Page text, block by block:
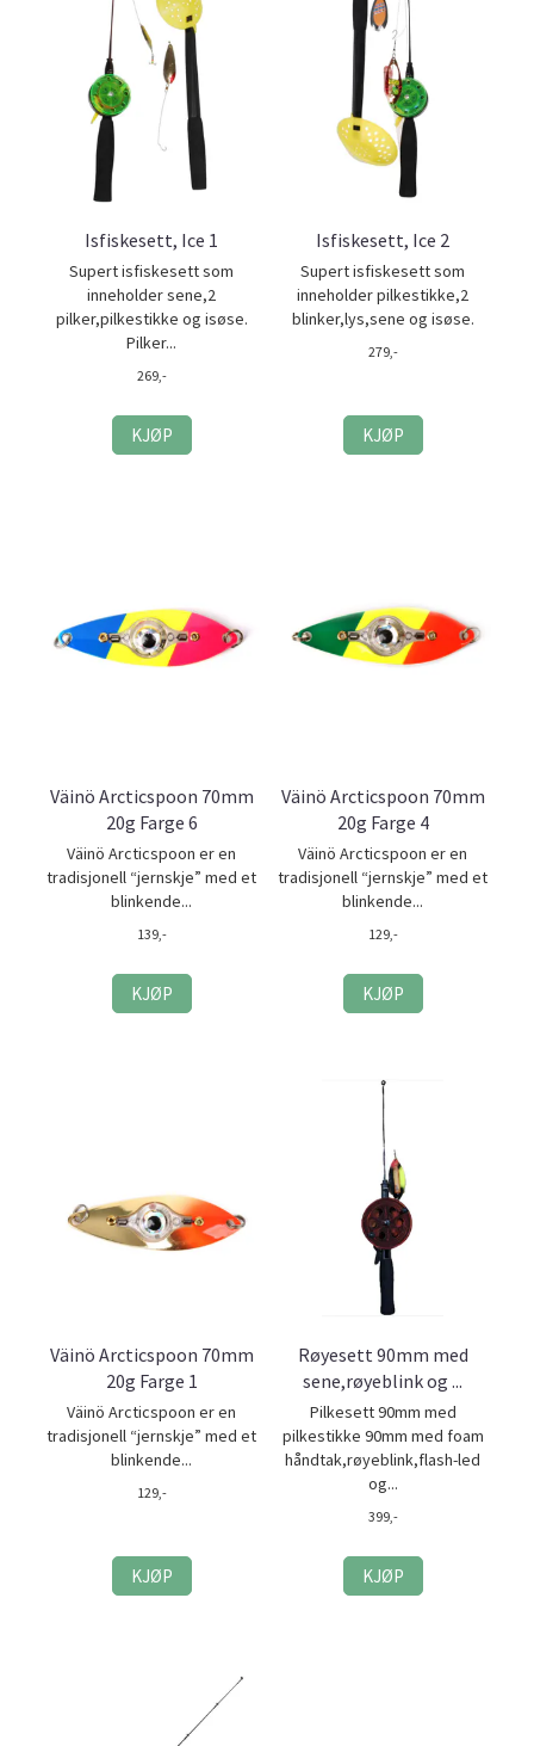
Isfiskesett, Ice 1
Supert isfiskesett som
inneholder sene,2
pilker,pilkestikke og isøse.
Pilker...
269,-
KJØP
Isfiskesett, Ice 2
Supert isfiskesett som
inneholder pilkestikke,2
blinker,lys,sene og isøse.
279,-
KJØP
Väinö Arcticspoon 70mm
20g Farge 6
Väinö Arcticspoon er en
tradisjonell “jernskje” med et
blinkende...
139,-
KJØP
Väinö Arcticspoon 70mm
20g Farge 4
Väinö Arcticspoon er en
tradisjonell “jernskje” med et
blinkende...
129,-
KJØP
Väinö Arcticspoon 70mm
20g Farge 1
Väinö Arcticspoon er en
tradisjonell “jernskje” med et
blinkende...
129,-
KJØP
Røyesett 90mm med
sene,røyeblink og ...
Pilkesett 90mm med
pilkestikke 90mm med foam
håndtak,røyeblink,flash-led
og...
399,-
KJØP